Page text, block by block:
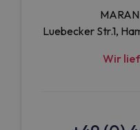
Luebecker Str.1,
Wir